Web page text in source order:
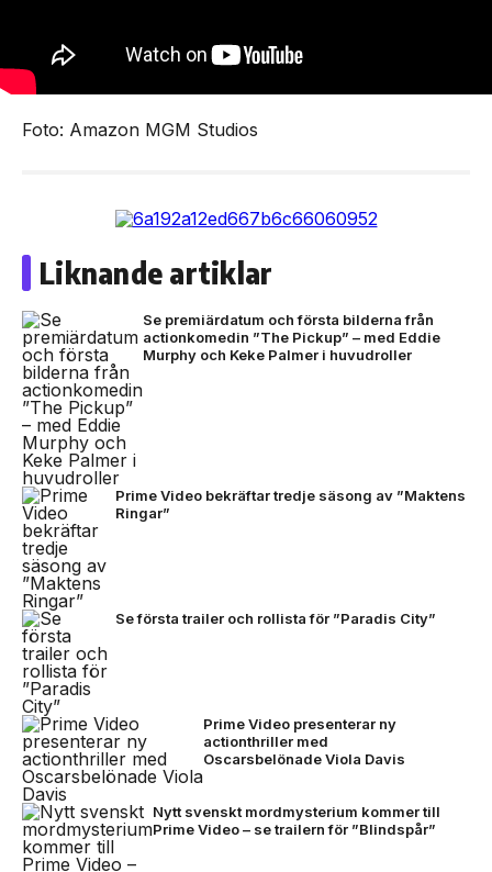
Foto: Amazon MGM Studios
Liknande artiklar
Se premiärdatum och första bilderna från
actionkomedin ”The Pickup” – med Eddie
Murphy och Keke Palmer i huvudroller
Prime Video bekräftar tredje säsong av ”Maktens
Ringar”
Se första trailer och rollista för ”Paradis City”
Prime Video presenterar ny
actionthriller med
Oscarsbelönade Viola Davis
Nytt svenskt mordmysterium kommer till
Prime Video – se trailern för ”Blindspår”